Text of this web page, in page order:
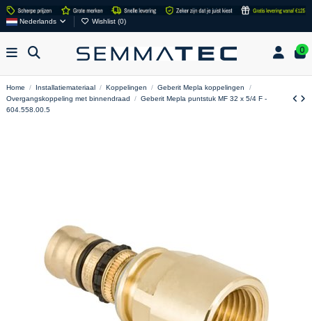
Nederlands Wishlist (0)
0
Home Installatiemateriaal Koppelingen
Geberit Mepla koppelingen
Overgangskoppeling met binnendraad
Geberit Mepla puntstuk MF 32 x 5/4 F -
604.558.00.5